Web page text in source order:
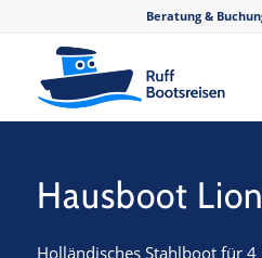
Beratung &
Hausboot
Holländisches Stahlboot für 4